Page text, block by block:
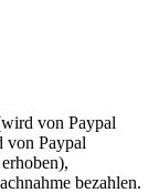
von Paypal
von Paypal
bezahlen.